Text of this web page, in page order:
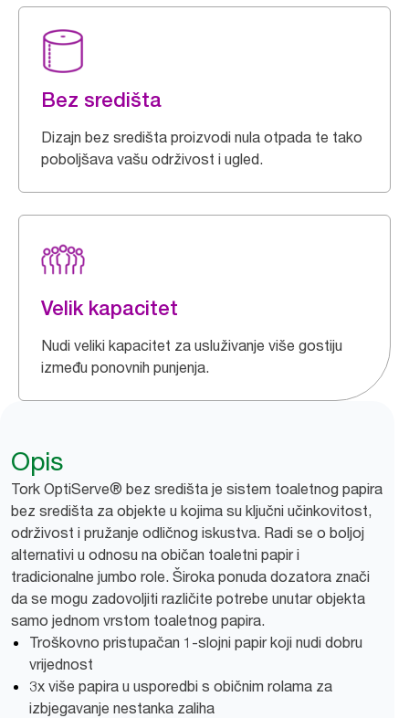
Bez središta
Dizajn bez središta proizvodi nula otpada te tako
poboljšava vašu održivost i ugled.
Velik kapacitet
Nudi veliki kapacitet za usluživanje više gostiju
između ponovnih punjenja.
Opis
Tork OptiServe® bez središta je sistem toaletnog papira
bez središta za objekte u kojima su ključni učinkovitost,
održivost i pružanje odličnog iskustva. Radi se o boljoj
alternativi u odnosu na običan toaletni papir i
tradicionalne jumbo role. Široka ponuda dozatora znači
da se mogu zadovoljiti različite potrebe unutar objekta
samo jednom vrstom toaletnog papira.
Troškovno pristupačan 1-slojni papir koji nudi dobru
vrijednost
3x više papira u usporedbi s običnim rolama za
izbjegavanje nestanka zaliha